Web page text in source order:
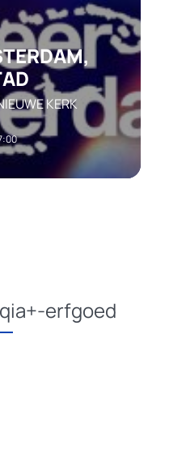
KERK
erfgoed